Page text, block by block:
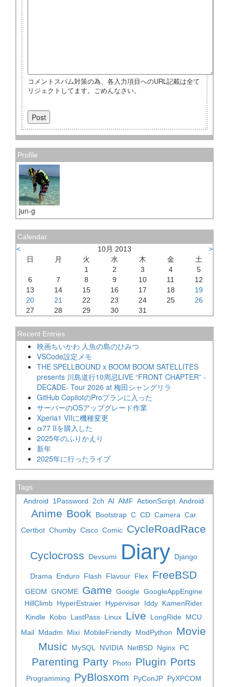
コメントスパム対策の為、各入力項目へのURL記載は全て
リジェクトしてます。ごめんなさい。
Profile
jun-g
Calendar
<
10月 2013
>
日
月 火 水 木 金
土
1
2 3 4
5
6
7 8 9 10 11
12
13
14 15 16 17 18
19
20
21 22 23 24 25
26
27
28 29 30 31
Recent Entries
映画ちいかわ 人魚の島のひみつ
VSCode設定メモ
THE SPELLBOUND x BOOM BOOM SATELLITES
presents 川島道行10周忌LIVE “FRONT CHAPTER” -
DECADE- Tour 2026 at 梅田シャングリラ
GitHub CopilotのProプランに入った
サーバーのOSアップグレード作業
Xperia1 VIIに機種変更
α77 IIを購入した
2025年のふりかえり
新年
2025年に行ったライブ
Tags
Android
1Password 2ch AI AMF ActionScript Android
Anime Book Bootstrap C CD Camera Car
Certbot Chumby Cisco Comic CycleRoadRace
Cyclocross Devsumi Diary Django
Drama Enduro Flash Flavour Flex FreeBSD
GEOM GNOME Game Google GoogleAppEngine
HillClimb HyperEstraier Hypervisor Iddy KamenRider
Kindle Kobo LastPass Linux Live LongRide MCU
Mail Mdadm Mixi MobileFriendly ModPython
Movie
Music
MySQL NVIDIA NetBSD Nginx PC
Parenting Party Photo Plugin Ports
Programming PyBlosxom PyConJP PyXPCOM